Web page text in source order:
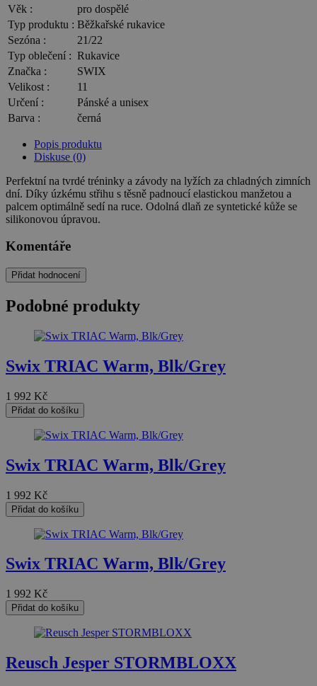
Věk :
pro dospělé
Typ produktu : Běžkařské rukavice
Sezóna :
21/22
Typ oblečení : Rukavice
Značka :
SWIX
Velikost :
11
Určení :
Pánské a unisex
Barva :
černá
Popis produktu
Diskuse (0)
Perfektní na tvrdé tréninky a závody na lyžích za chladných zimních
dní. Díky úzkému střihu s těsně padnoucí elastickou manžetou a
palcem optimálně sedí na ruce. Odolná dlaň ze syntetické kůže se
silikonovou úpravou.
Komentáře
Přidat hodnocení
Podobné produkty
Swix TRIAC Warm, Blk/Grey
1 992 Kč
Přidat do košíku
Swix TRIAC Warm, Blk/Grey
1 992 Kč
Přidat do košíku
Swix TRIAC Warm, Blk/Grey
1 992 Kč
Přidat do košíku
Reusch Jesper STORMBLOXX